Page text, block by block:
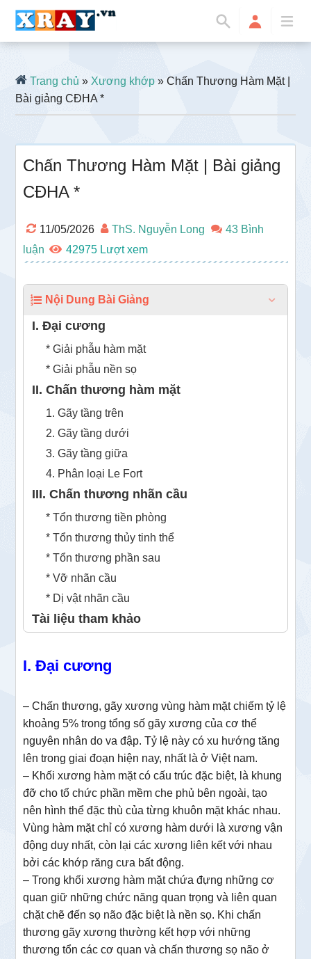
Trang chủ » Xương khớp » Chấn Thương Hàm Mặt |
Bài giảng CĐHA *
Chấn Thương Hàm Mặt | Bài giảng
CĐHA *
11/05/2026 ThS. Nguyễn Long
43 Bình
luận
42975
Nội Dung Bài Giảng
I. Đại cương
* Giải phẫu hàm mặt
* Giải phẫu nền sọ
II. Chấn thương hàm mặt
1. Gãy tầng trên
2. Gãy tầng dưới
3. Gãy tầng giữa
4. Phân loại Le Fort
III. Chấn thương nhãn cầu
* Tổn thương tiền phòng
* Tổn thương thủy tinh thể
* Tổn thương phần sau
* Vỡ nhãn cầu
* Dị vật nhãn cầu
Tài liệu tham khảo
I. Đại cương
– Chấn thương, gãy xương vùng hàm mặt chiếm tỷ lệ
khoảng 5% trong tổng số gãy xương của cơ thể
nguyên nhân do va đập. Tỷ lệ này có xu hướng tăng
lên trong giai đoạn hiện nay, nhất là ở Việt nam.
– Khối xương hàm mặt có cấu trúc đặc biệt, là khung
đỡ cho tổ chức phần mềm che phủ bên ngoài, tạo
nên hình thể đặc thù của từng khuôn mặt khác nhau.
Vùng hàm mặt chỉ có xương hàm dưới là xương vận
động duy nhất, còn lại các xương liên kết với nhau
bởi các khớp răng cưa bất động.
– Trong khối xương hàm mặt chứa đựng những cơ
quan giữ những chức năng quan trọng và liên quan
chặt chẽ đến sọ não đặc biệt là nền sọ. Khi chấn
thương gãy xương thường kết hợp với những
thương tổn các cơ quan và chấn thương sọ não ở